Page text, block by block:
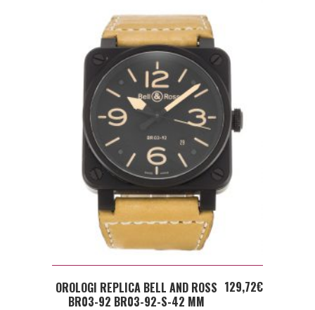
ADD TO CART
OROLOGI REPLICA BELL AND ROSS
BR03-92 BR03-92-S-42 MM
129,72€